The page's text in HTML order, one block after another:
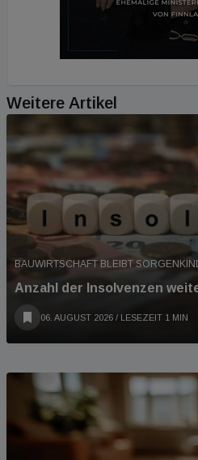
Weitere Artikel
BAUWIRTSCHAFT BLEIBT
Anzahl der Insolvenzen
06. AUGUST 2026 / LESEZEIT 1 MIN